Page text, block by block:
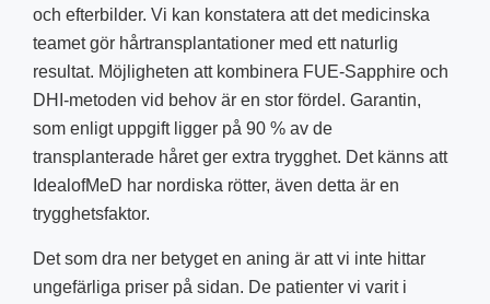
och efterbilder. Vi kan konstatera att det medicinska
teamet gör hårtransplantationer med ett naturlig
resultat. Möjligheten att kombinera FUE-Sapphire och
DHI-metoden vid behov är en stor fördel. Garantin,
som enligt uppgift ligger på 90 % av de
transplanterade håret ger extra trygghet. Det känns att
IdealofMeD har nordiska rötter, även detta är en
trygghetsfaktor.
Det som dra ner betyget en aning är att vi inte hittar
ungefärliga priser på sidan. De patienter vi varit i